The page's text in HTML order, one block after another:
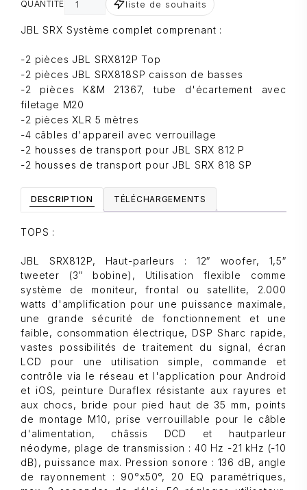
QUANTITÉ liste de souhaits
JBL SRX Système complet comprenant :
-2 pièces JBL SRX812P Top
-2 pièces JBL SRX818SP caisson de basses
-2 pièces K&M 21367, tube d'écartement avec
filetage M20
-2 pièces XLR 5 mètres
-4 câbles d'appareil avec verrouillage
-2 housses de transport pour JBL SRX 812 P
-2 housses de transport pour JBL SRX 818 SP
DESCRIPTION TÉLÉCHARGEMENTS
TOPS :
JBL SRX812P, Haut-parleurs : 12″ woofer, 1,5″
tweeter (3″ bobine), Utilisation flexible comme
système de moniteur, frontal ou satellite, 2.000
watts d'amplification pour une puissance maximale,
une grande sécurité de fonctionnement et une
faible, consommation électrique, DSP Sharc rapide,
vastes possibilités de traitement du signal, écran
LCD pour une utilisation simple, commande et
contrôle via le réseau et l'application pour Android
et iOS, peinture Duraflex résistante aux rayures et
aux chocs, bride pour pied haut de 35 mm, points
de montage M10, prise verrouillable pour le câble
d'alimentation, châssis DCD et hautparleur
néodyme, plage de transmission : 40 Hz -21 kHz (-10
dB), puissance max. Pression sonore : 136 dB, angle
de rayonnement : 90°x50°, 20 EQ paramétriques,